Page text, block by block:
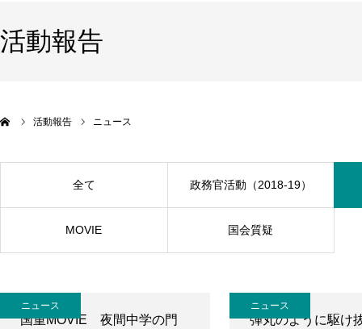
活動報告
活動報告 ニュース
全て 政務官活動（2018-19）
MOVIE 国会質疑
ニュース
国重MOVIE 夜間中学の門
ニュース
弾丸のように駆け